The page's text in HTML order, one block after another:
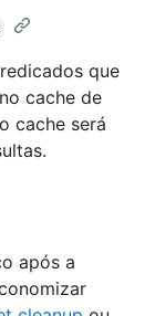
que
cache de
cache será
após a